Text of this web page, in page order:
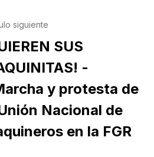
siguiente
SUS
-
y protesta de
Nacional de
en la FGR